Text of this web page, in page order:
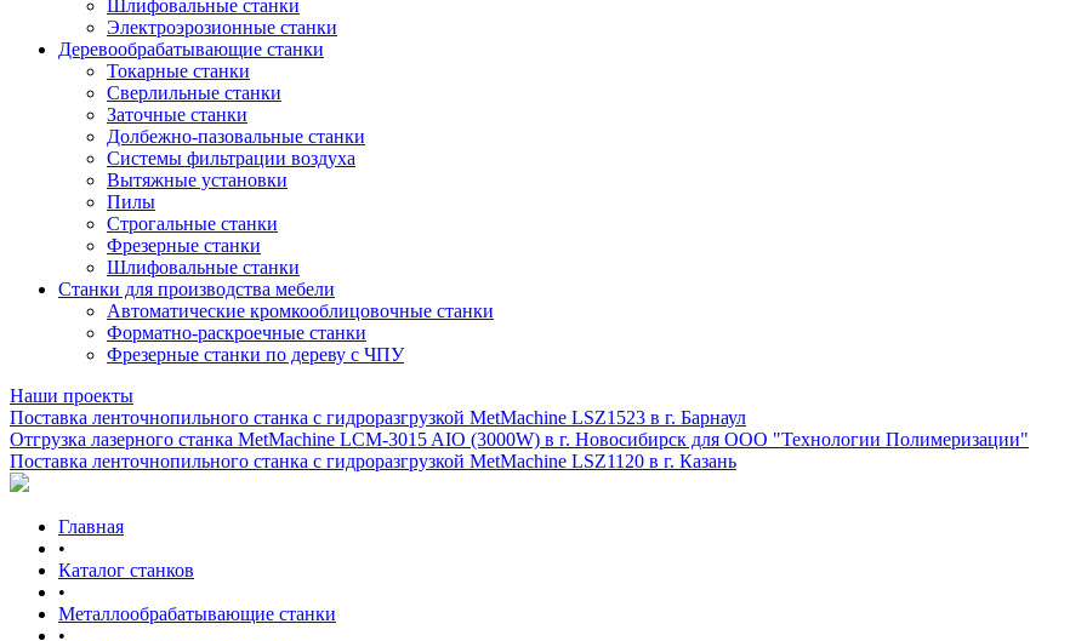
Шлифовальные станки
Электроэрозионные станки
Деревообрабатывающие станки
Токарные станки
Сверлильные станки
Заточные станки
Долбежно-пазовальные станки
Системы фильтрации воздуха
Вытяжные установки
Пилы
Строгальные станки
Фрезерные станки
Шлифовальные станки
Станки для производства мебели
Автоматические кромкооблицовочные станки
Форматно-раскроечные станки
Фрезерные станки по дереву с ЧПУ
Наши проекты
Поставка ленточнопильного станка c гидроразгрузкой MetMachine LSZ1523 в г. Барнаул
Отгрузка лазерного станка MetMachine LCM-3015 AIO (3000W) в г. Новосибирск для ООО "Технологии Полимеризации"
Поставка ленточнопильного станка c гидроразгрузкой MetMachine LSZ1120 в г. Казань
Главная
•
Каталог станков
•
Металлообрабатывающие станки
•